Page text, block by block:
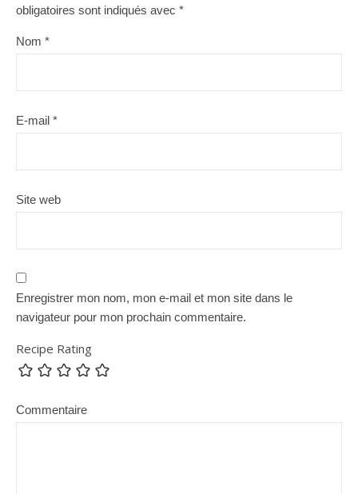
obligatoires sont indiqués avec *
Nom *
E-mail *
Site web
Enregistrer mon nom, mon e-mail et mon site dans le
navigateur pour mon prochain commentaire.
Recipe Rating
Commentaire